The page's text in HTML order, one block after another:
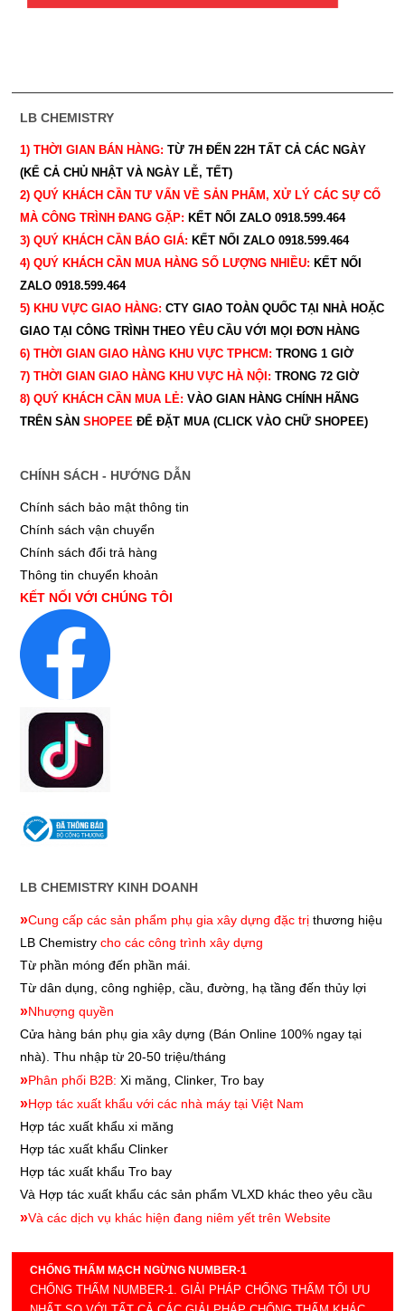
CHỐNG THẤM MẠCH NGỪNG NUMBER-1
CHỐNG THẤM NUMBER-1. GIẢI PHÁP CHỐNG THẤM TỐI ƯU
LB CHEMISTRY
1) THỜI GIAN BÁN HÀNG: TỪ 7H ĐẾN 22H TẤT CẢ CÁC NGÀY
(KỂ CẢ CHỦ NHẬT VÀ NGÀY LỄ, TẾT)
2) QUÝ KHÁCH CẦN TƯ VẤN VỀ SẢN PHẨM, XỬ LÝ CÁC SỰ CỐ
MÀ CÔNG TRÌNH ĐANG GẶP: KẾT NỐI ZALO 0918.599.464
3) QUÝ KHÁCH CẦN BÁO GIÁ: KẾT NỐI ZALO 0918.599.464
4) QUÝ KHÁCH CẦN MUA HÀNG SỐ LƯỢNG NHIỀU: KẾT NỐI
ZALO 0918.599.464
5) KHU VỰC GIAO HÀNG: CTY GIAO TOÀN QUỐC TẠI NHÀ HOẶC
GIAO TẠI CÔNG TRÌNH THEO YÊU CẦU VỚI MỌI ĐƠN HÀNG
6) THỜI GIAN GIAO HÀNG KHU VỰC TPHCM: TRONG 1 GIỜ
7) THỜI GIAN GIAO HÀNG KHU VỰC HÀ NỘI: TRONG 72 GIỜ
8) QUÝ KHÁCH CẦN MUA LẺ: VÀO GIAN HÀNG CHÍNH HÃNG
TRÊN SÀN SHOPEEĐỂ ĐẶT MUA (CLICK VÀO CHỮ SHOPEE)
CHÍNH SÁCH - HƯỚNG DẪN
Chính sách bảo mật thông tin
Chính sách vận chuyển
Chính sách đổi trả hàng
Thông tin chuyển khoản
KẾT NỐI VỚI CHÚNG TÔI
LB CHEMISTRY KINH DOANH
»Cung cấp các sản phẩm phụ gia xây dựng đặc trị thương hiệu
LB Chemistrycho các công trình xây dựng
Từ phần móng đến phần mái.
Từ dân dụng, công nghiệp, cầu, đường, hạ tầng đến thủy lợi
»Nhượng quyền
Cửa hàng bán phụ gia xây dựng (Bán Online 100% ngay tại
nhà). Thu nhập từ 20-50 triệu/tháng
»Phân phối B2B: Xi măng, Clinker, Tro bay
»Hợp tác xuất khẩu với các nhà máy tại Việt Nam
Hợp tác xuất khẩu xi măng
Hợp tác xuất khẩu Clinker
Hợp tác xuất khẩu Tro bay
Và Hợp tác xuất khẩu các sản phẩm VLXD khác theo yêu cầu
»Và các dịch vụ khác hiện đang niêm yết trên Website